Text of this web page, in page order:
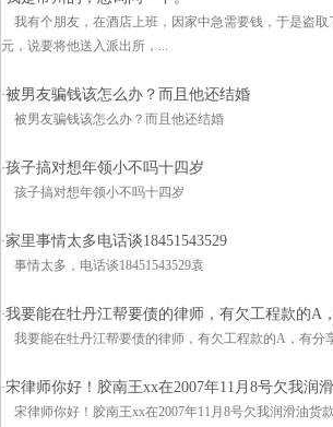
我有个朋友，在酒店上班，因家中急需要钱，于是盗
元，说要将他送入派出所，...
·被男友骗钱该怎么办？而且他还结婚
被男友骗钱该怎么办？而且他还结婚
·孩子搞对想年领小不吗十四岁
孩子搞对想年领小不吗十四岁
·家里事情太多电话谈18451543529
事情太多，电话谈18451543529袁
·我要能在牡丹江帮要债的律师，有欠工程款的A
我要能在牡丹江帮要债的律师，有欠工程款的A，有分
·宋律师你好！胶南王xx在2007年11月8号欠我润
宋律师你好！胶南王xx在2007年11月8号欠我润滑油